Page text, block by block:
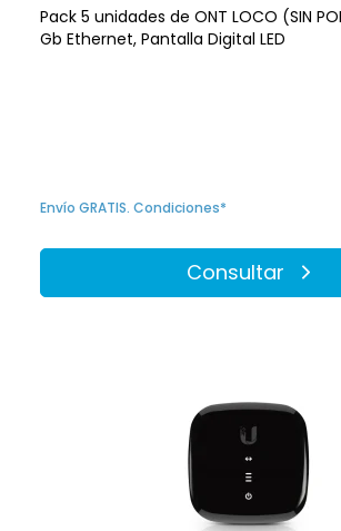
Pack 5 unidades de ONT LOCO (SIN
Gb Ethernet, Pantalla Digital LED
Envío GRATIS. Condiciones*
Consultar